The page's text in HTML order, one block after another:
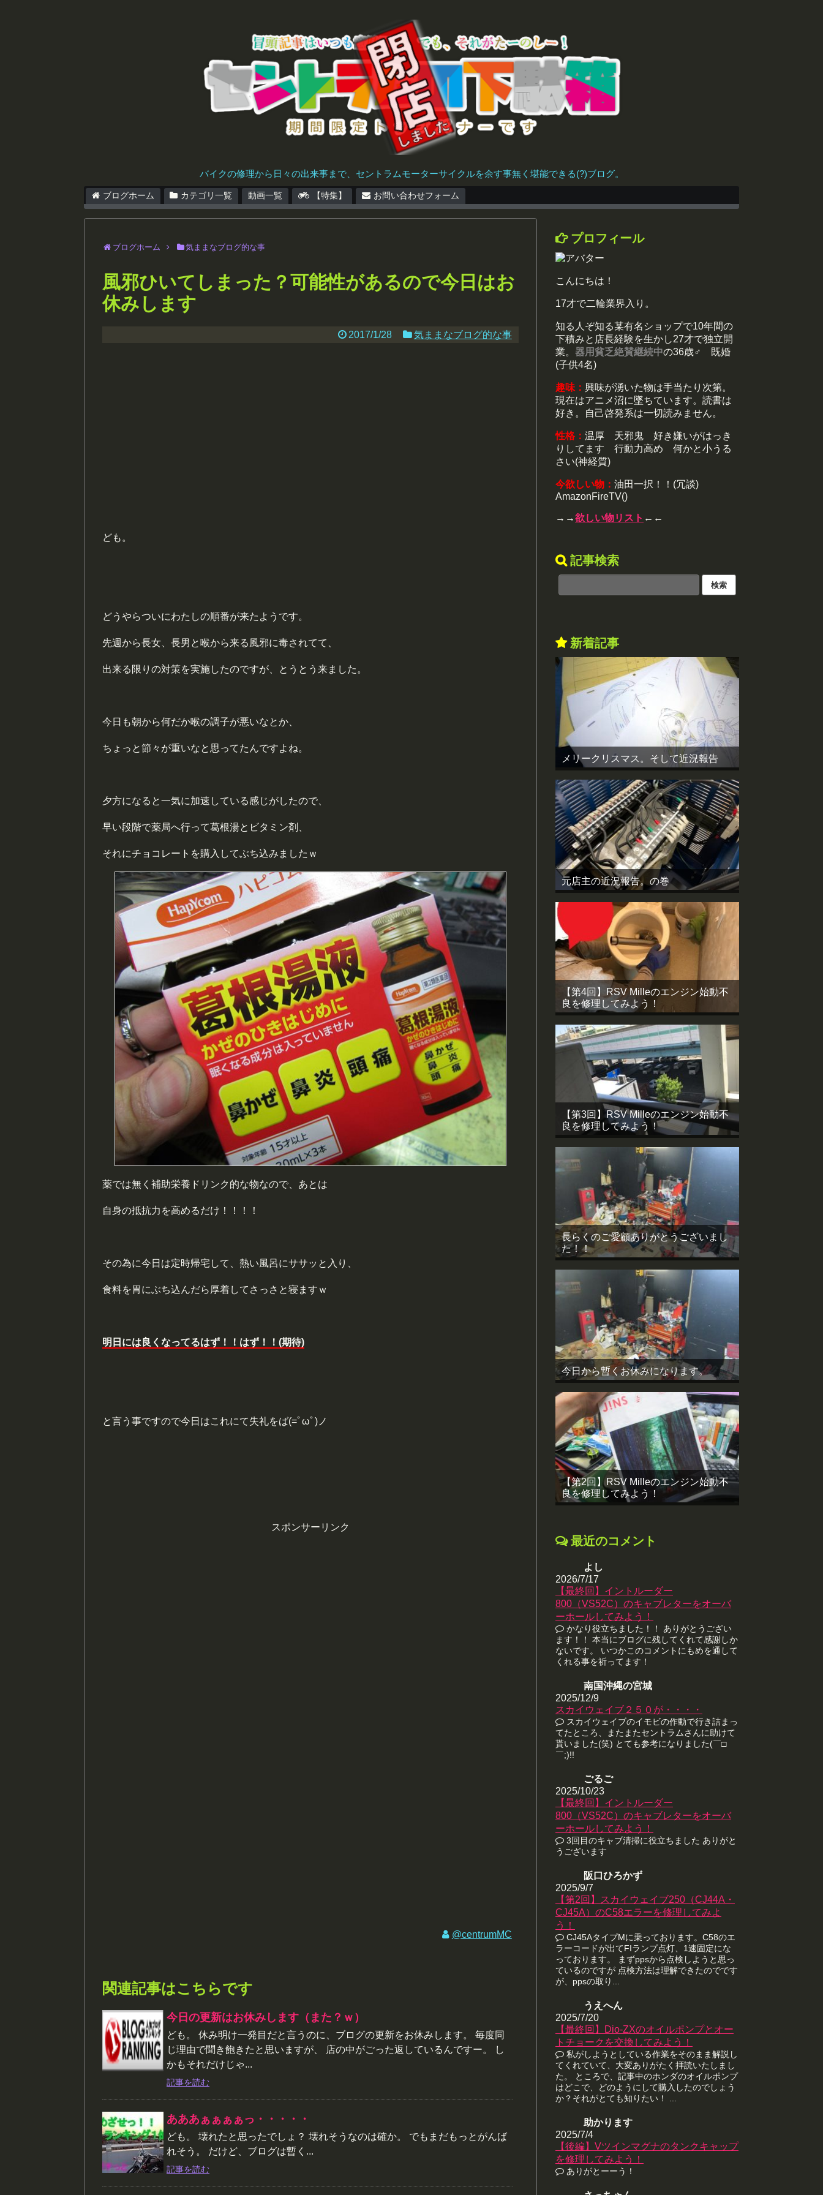
バイクの修理から日々の出来事まで、セントラムモーターサイクルを余す事無く堪能できる(?)ブログ。
ブログホーム カテゴリ一覧 動画一覧 【特集】 お問い合わせフォーム
ブログホーム 気ままなブログ的な事
風邪ひいてしまった？可能性があるので今日はお
休みします
2017/1/28 気ままなブログ的な事
ども。
どうやらついにわたしの順番が来たようです。
先週から長女、長男と喉から来る風邪に毒されてて、
出来る限りの対策を実施したのですが、とうとう来ました。
今日も朝から何だか喉の調子が悪いなとか、
ちょっと節々が重いなと思ってたんですよね。
夕方になると一気に加速している感じがしたので、
早い段階で薬局へ行って葛根湯とビタミン剤、
それにチョコレートを購入してぶち込みましたｗ
薬では無く補助栄養ドリンク的な物なので、あとは
自身の抵抗力を高めるだけ！！！！
その為に今日は定時帰宅して、熱い風呂にササッと入り、
食料を胃にぶち込んだら厚着してさっさと寝ますｗ
明日には良くなってるはず！！はず！！(期待)
と言う事ですので今日はこれにて失礼をば(=ﾟωﾟ)ノ
スポンサーリンク
@centrumMC
関連記事はこちらです
今日の更新はお休みします（また？ｗ）
ども。 休み明け一発目だと言うのに、ブログの更新をお休みします。 毎度同
じ理由で聞き飽きたと思いますが、 店の中がごった返しているんですー。 し
かもそれだけじゃ...
記事を読む
あああぁぁぁぁっ・・・・・
ども。 壊れたと思ったでしょ？ 壊れそうなのは確か。 でもまだもっとがんば
れそう。 だけど、ブログは暫く...
記事を読む
プロフィール
こんにちは！
17才で二輪業界入り。
知る人ぞ知る某有名ショップで10年間の
下積みと店長経験を生かし27才で独立開
業。 器用貧乏絶賛継続中の36歳♂ 既婚
(子供4名)
趣味： 興味が湧いた物は手当たり次第。
現在はアニメ沼に墜ちています。読書は
好き。自己啓発系は一切読みません。
性格： 温厚 天邪鬼 好き嫌いがはっき
りしてます 行動力高め 何かと小うる
さい(神経質)
今欲しい物： 油田一択！！(冗談)
AmazonFireTV()
→→欲しい物リスト ←←
記事検索
新着記事
メリークリスマス。そして近況報告
元店主の近況報告。の巻
【第4回】RSV Milleのエンジン始動不
良を修理してみよう！
【第3回】RSV Milleのエンジン始動不
良を修理してみよう！
長らくのご愛顧ありがとうございまし
た！！
今日から暫くお休みになります。
【第2回】RSV Milleのエンジン始動不
良を修理してみよう！
最近のコメント
よし
2026/7/17
【最終回】イントルーダー
800（VS52C）のキャブレターをオーバ
ーホールしてみよう！
かなり役立ちました！！ ありがとうござい
ます！！ 本当にブログに残してくれて感謝しか
ないです。 いつかこのコメントにもめを通して
くれる事を祈ってます！
南国沖縄の宮城
2025/12/9
スカイウェイブ２５０が・・・・
スカイウェイブのイモビの作動で行き詰まっ
てたところ、またまたセントラムさんに助けて
貰いました(笑) とても参考になりました(￣□
￣;)!!
ごるご
2025/10/23
【最終回】イントルーダー
800（VS52C）のキャブレターをオーバ
ーホールしてみよう！
3回目のキャブ清掃に役立ちました ありがと
うございます
阪口ひろかず
2025/9/7
【第2回】スカイウェイブ250（CJ44A・
CJ45A）のC58エラーを修理してみよ
う！
CJ45AタイプMに乗っております。C58のエ
ラーコードが出てFIランプ点灯、1速固定にな
っております。 まずppsから点検しようと思っ
ているのですが 点検方法は理解できたのでです
が、ppsの取り...
うえへん
2025/7/20
【最終回】Dio-ZXのオイルポンプとオー
トチョークを交換してみよう！
私がしようとしている作業をそのまま解説し
てくれていて、大変ありがたく拝読いたしまし
た。 ところで、記事中のホンダのオイルポンプ
はどこで、どのようにして購入したのでしょう
か？それがとても知りたい！ ...
助かります
2025/7/4
【後編】Vツインマグナのタンクキャップ
を修理してみよう！
ありがとーーう！